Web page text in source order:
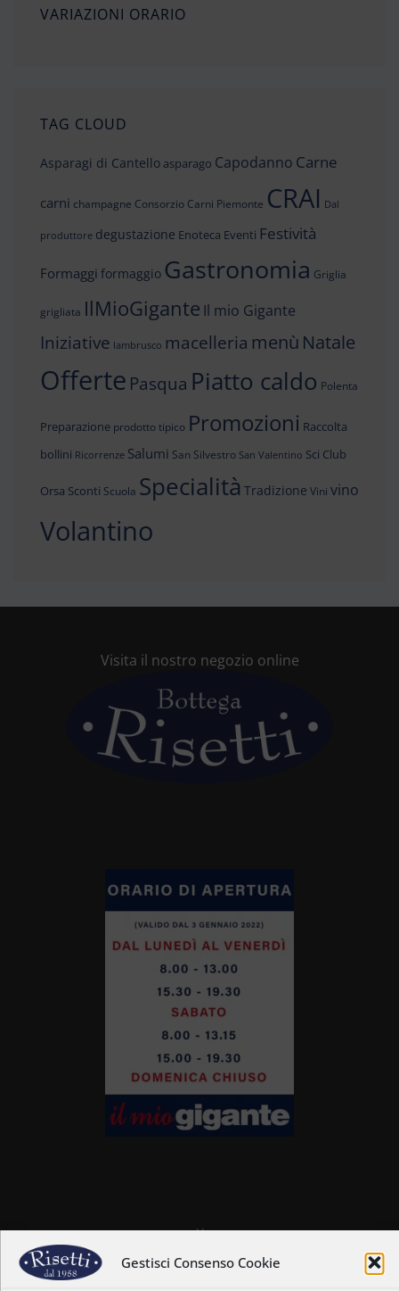
Gestisci Consenso Cookie
VARIAZIONI ORARIO
TAG CLOUD
Asparagi di Cantello asparago Capodanno Carne
carni champagne Consorzio Carni Piemonte CRAI Dal
produttore degustazione Enoteca Eventi Festività
Formaggi formaggio Gastronomia Griglia
grigliata IlMioGigante Il mio Gigante
Iniziative lambrusco macelleria menù Natale
Offerte Pasqua Piatto caldo Polenta
Preparazione prodotto tipico Promozioni Raccolta
bollini Ricorrenze Salumi San Silvestro San Valentino Sci Club
Orsa Sconti Scuola Specialità Tradizione Vini vino
Volantino
Visita il nostro negozio online
Home
Il nostro staff